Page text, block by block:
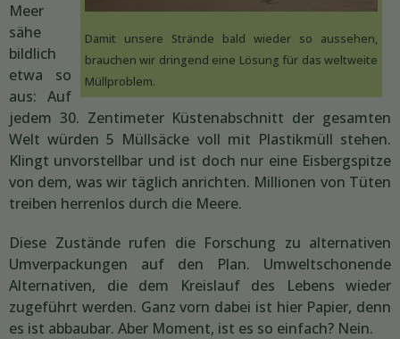
Damit unsere Strände bald wieder so aussehen,
brauchen wir dringend eine Lösung für das weltweite
Müllproblem.
Meer
sähe
bildlich
etwa so
aus: Auf
jedem 30. Zentimeter Küstenabschnitt der gesamten
Welt würden 5 Müllsäcke voll mit Plastikmüll stehen.
Klingt unvorstellbar und ist doch nur eine Eisbergspitze
von dem, was wir täglich anrichten. Millionen von Tüten
treiben herrenlos durch die Meere.
Diese Zustände rufen die Forschung zu alternativen
Umverpackungen auf den Plan. Umweltschonende
Alternativen, die dem Kreislauf des Lebens wieder
zugeführt werden. Ganz vorn dabei ist hier Papier, denn
es ist abbaubar. Aber Moment, ist es so einfach? Nein.